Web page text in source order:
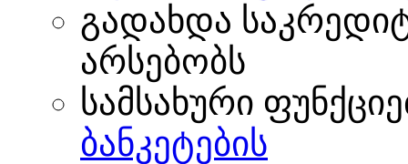
გადახდა
არსებობს
სამსახური
ბანკეტების